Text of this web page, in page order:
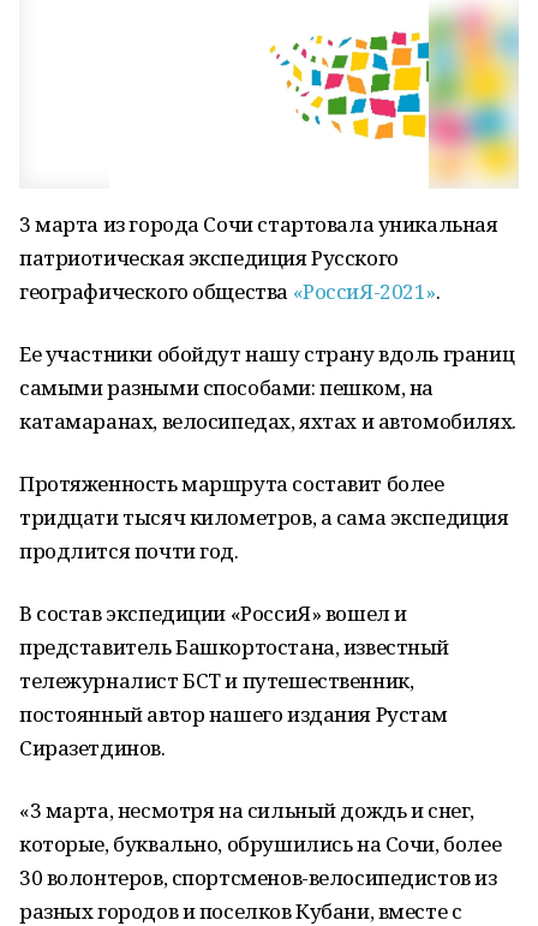
3 марта из города Сочи стартовала уникальная
патриотическая экспедиция Русского
географического общества «РоссиЯ-2021».
Ее участники обойдут нашу страну вдоль границ
самыми разными способами: пешком, на
катамаранах, велосипедах, яхтах и автомобилях.
Протяженность маршрута составит более
тридцати тысяч километров, а сама экспедиция
продлится почти год.
В состав экспедиции «РоссиЯ» вошел и
представитель Башкортостана, известный
тележурналист БСТ и путешественник,
постоянный автор нашего издания Рустам
Сиразетдинов.
«3 марта, несмотря на сильный дождь и снег,
которые, буквально, обрушились на Сочи, более
30 волонтеров, спортсменов-велосипедистов из
разных городов и поселков Кубани, вместе с